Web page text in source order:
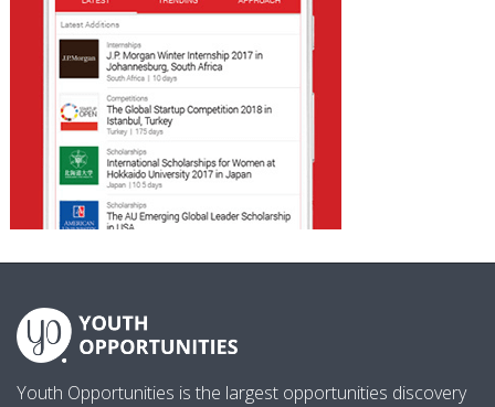
Youth Opportunities is the largest opportunities discovery